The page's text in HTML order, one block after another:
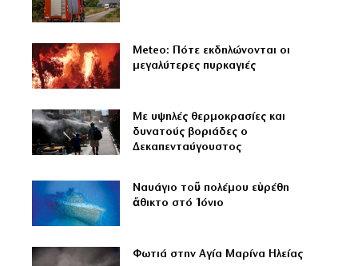
Meteo: Πότε εκδηλώνονται οι
μεγαλύτερες πυρκαγιές
Με υψηλές θερμοκρασίες και
δυνατούς βοριάδες ο
Δεκαπενταύγουστος
Ναυάγιο τοῦ πολέμου εὑρέθη
ἄθικτο στό Ἰόνιο
Φωτιά στην Αγία Μαρίνα Ηλείας